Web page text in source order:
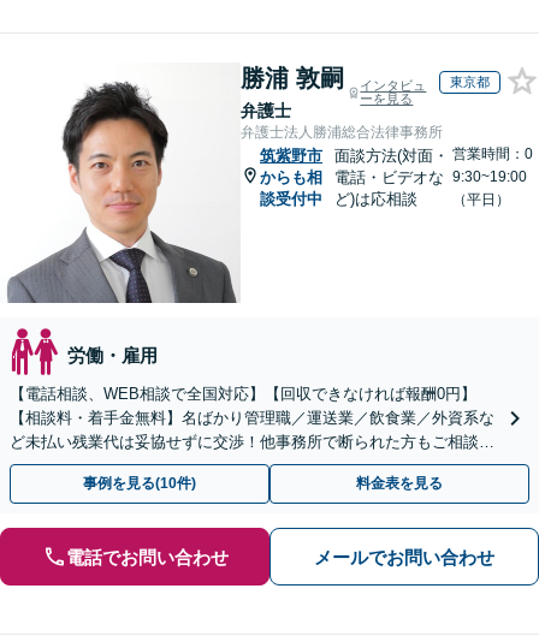
勝浦 敦嗣
弁護士
インタビュ
ーを見る
東京都
弁護士法人勝浦総合法律事務所
筑紫野市
からも相
談受付中
面談方法(対面・
電話・ビデオな
ど)は応相談
営業時間：0
9:30~19:00
（平日）
労働・雇用
【電話相談、WEB相談で全国対応】【回収できなければ報酬0円】
【相談料・着手金無料】名ばかり管理職／運送業／飲食業／外資系な
ど未払い残業代は妥協せずに交渉！他事務所で断られた方もご相談く
ださい。【解決事例が豊富】土曜日も電話受付しています
事例を見る(10件) 料金表を見る
電話でお問い合わせ メールでお問い合わせ